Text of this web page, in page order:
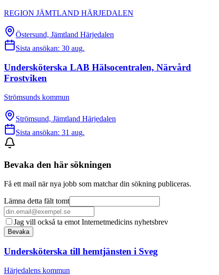
REGION JÄMTLAND HÄRJEDALEN
Östersund, Jämtland Härjedalen
Sista ansökan: 30 aug.
Undersköterska LAB Hälsocentralen, Närvård
Frostviken
Strömsunds kommun
Strömsund, Jämtland Härjedalen
Sista ansökan: 31 aug.
Bevaka den här sökningen
Få ett mail när nya jobb som matchar din sökning publiceras.
Lämna detta fält tomt
Jag vill också ta emot Internetmedicins nyhetsbrev
Bevaka
Undersköterska till hemtjänsten i Sveg
Härjedalens kommun